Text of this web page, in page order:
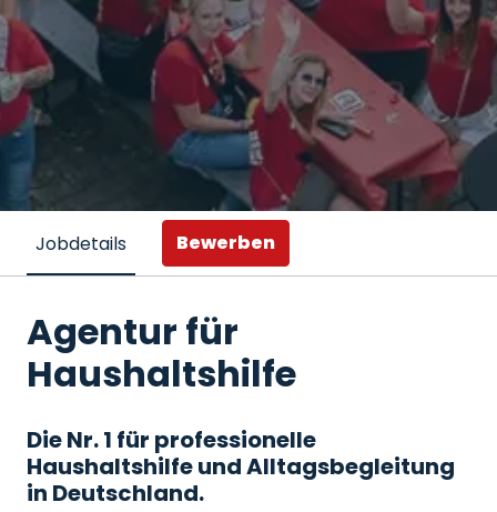
Jobdetails Bewerben
Agentur für
Haushaltshilfe
Die Nr. 1 für professionelle
Haushaltshilfe und Alltagsbegleitung
in Deutschland.